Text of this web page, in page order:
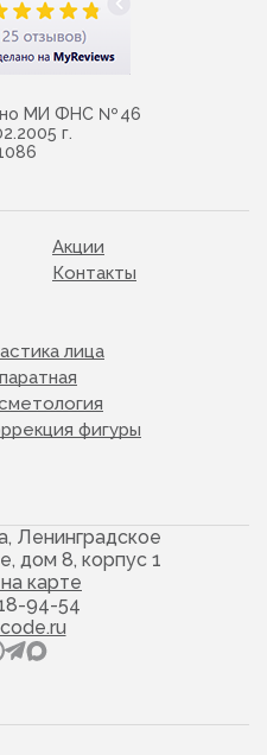
МИ ФНС № 46
г.
Акции
Контакты
лица
фигуры
Ленинградское
дом 8, корпус 1
карте
94-54